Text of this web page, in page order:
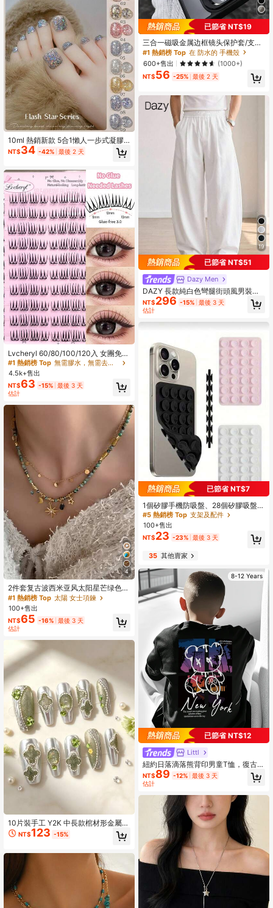
10ml 熱銷新款 5合1懶人一步式凝膠
指甲油 星河碎鑽閃亮凝膠指甲油 202
6夏季新款 美白閃光反光細閃亮片美
NT$34 -42% 最後 2 天
Lvcheryl 60/80/100/120入 女團免膠
假睫毛 - 超薄自黏式睫毛接長 C捲，
無需膠水，自然外觀，適合初學者 DI
Y 睫毛，派對長效持妝，柔軟質感睫
毛彩妝
#1 熱銷榜 Top
無需膠水，無需去除劑 單根睫毛
回購率高的顧客
幾乎賣完了！
#1 熱銷榜 Top
無需膠水，無需去除劑 單根睫毛
回購率高的顧客
幾乎賣完了！
#1 熱銷榜 Top
無需膠水，無需去除劑 單根睫毛
回購率高的顧客
幾乎賣完了！
#1 熱銷榜 Top
回購率高的顧客
幾乎賣完了！
4.5k+售出
NT$63 -15% 最後 3 天
估計
4
2件套复古波西米亚风太阳星芒绿色串
珠毛衣链项链，适合女性日常佩戴和
作为礼物
#1 熱銷榜 Top 太陽 女士項鍊
100+售出
NT$65 -16% 最後 3 天
估計
10片裝手工 Y2K 中長款棺材形金屬銀
綠色亮片壓克力穿戴甲套組，亮面全
覆蓋假指甲，三葉草圖案綠色水鑽珍
女孩日常、返校、派對禮物
NT$123 -15%
已節省 NT$19
三合一磁吸金属边框镜头保护套/支架
手机壳，适用于 16/16 Pro/16 Pro Ma
x/15/15 Pro/15 Pro Max/14/14 Pro/1
4 Pro Max/13/13 Pro/13 Pro Max/1
2/12 Pro/12 Pro Max/11。亚克力防摔
#1 熱銷榜 Top 在 防水的 手機殼
600+售出
(1000+)
NT$56 -25% 最後 2 天
19
已節省 NT$51
Dazy Men
DAZY 長款純白色彎腿街頭風男裝長
褲
NT$296 -15% 最後 3 天
估計
已節省 NT$7
1個矽膠手機防吸盤、28個矽膠吸盤
（自黏吸盤墊）、手機防貼、手機行
動電源吸盤墊（相容於、Android手
機）、生日禮物、給家人/朋友的手機
支架、手機架、手機配件
#5 熱銷榜 Top 支架及配件
100+售出
NT$23 -23% 最後 3 天
35其他賣家
8-12 Years
已節省 NT$12
Littl
紐約日落滴落熊背印男童T恤，復古休
閒兒童短袖T恤
NT$89 -12% 最後 3 天
估計